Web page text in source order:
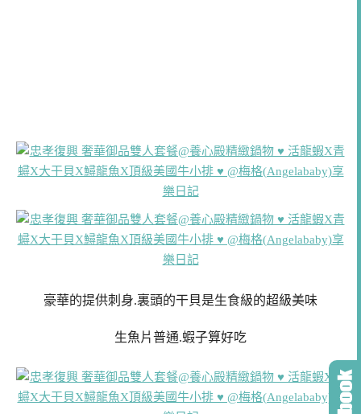
豪華的提供刺身.裏頭的干貝是生食級的超級美味
生魚片普通.蝦子算好吃